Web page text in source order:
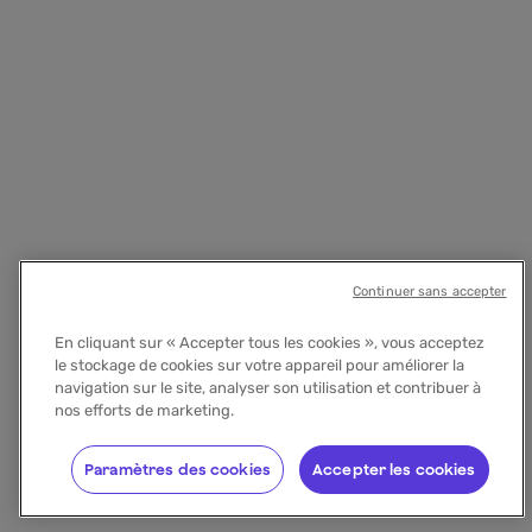
En cliquant sur « Accepter tous les cookies », vous acceptez
le stockage de cookies sur votre appareil pour améliorer la
navigation sur le site, analyser son utilisation et contribuer à
nos efforts de marketing.
Accepter les cookies
Paramètres des cookies
Continuer sans accepter